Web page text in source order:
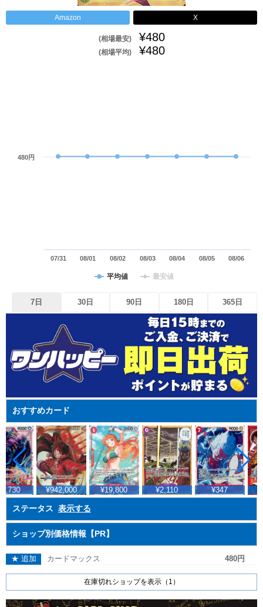
Amazon X
(相場最安) ¥480
(相場平均) ¥480
平均値 最安値
07/31 08/01 08/02 08/03 08/04 08/05 08/06
480円
7日 30日 90日 180日 365日
おすすめカード
¥942,000 ¥19,800 ¥2,110 ¥347
ステータス 表示する
ショップ別価格情報【PR】
★ 追加 カードマックス 480円
在庫切れショップを表示（1）